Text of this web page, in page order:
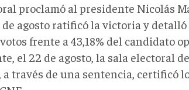
proclamó al presidente Nicolás
agosto ratificó la victoria y
votos frente a 43,18% del candidato
el 22 de agosto, la sala electoral
a través de una sentencia, certificó